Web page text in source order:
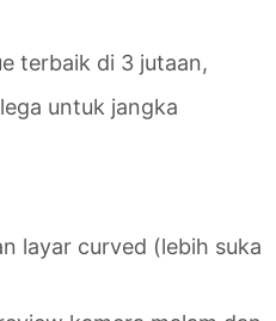
terbaik di 3 jutaan,
untuk jangka
layar curved (lebih suka